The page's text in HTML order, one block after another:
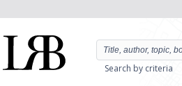
Search by criteria